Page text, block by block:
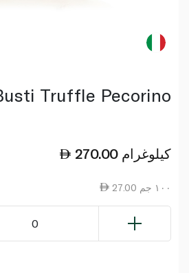
Truffle Pecorino
270.00 كيلوغرام
27.00 ١٠٠ جم
0